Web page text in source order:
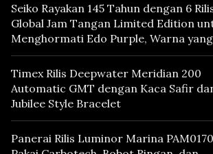
Seiko Rayakan 145 Tahun dengan 6
Global Jam Tangan Limited Edition
Menghormati Edo Purple, Warna yang
Mencerminkan Warisan Tokyo
Timex Rilis Deepwater Meridian 200
Automatic GMT dengan Kaca Safir
Jubilee Style Bracelet
Panerai Rilis Luminor Marina